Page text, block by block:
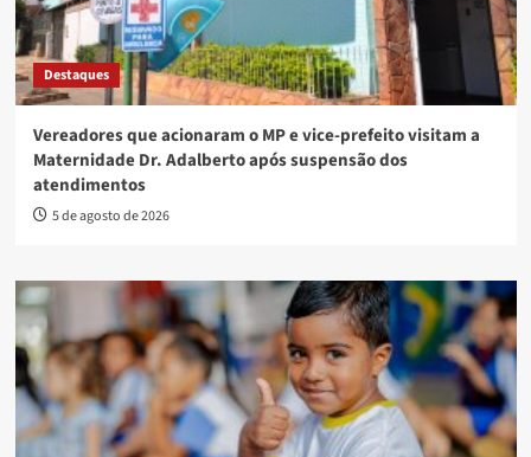
Destaques
Vereadores que acionaram o MP e vice-prefeito visitam a
Maternidade Dr. Adalberto após suspensão dos
atendimentos
5 de agosto de 2026